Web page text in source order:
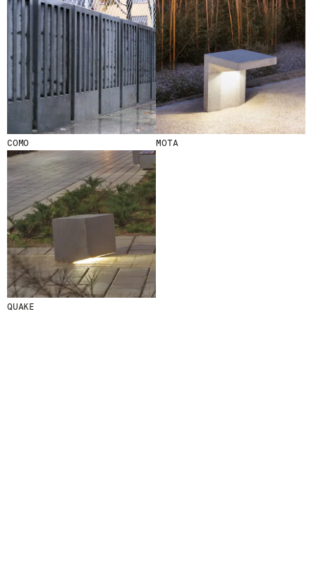
COMO MOTA
QUAKE
© 2026 ESCOFET 1886 S.A.